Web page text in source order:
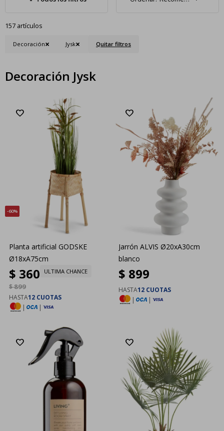
157 artículos
Decoración Jysk Quitar filtros
Decoración Jysk
60
Planta artificial GODSKE
Ø18xA75cm
$ 360
$899
ULTIMA CHANCE
HASTA12 CUOTAS
|
|
Jarrón ALVIS Ø20xA30cm
blanco
$ 899
HASTA12 CUOTAS
|
|